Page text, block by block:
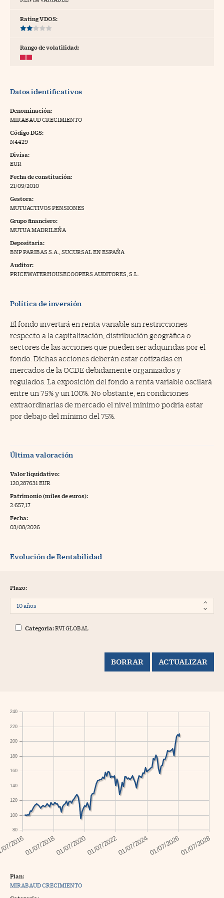
Pyme
a Cinco Días
Rating VDOS:
Rango de volatilidad:
Datos identificativos
Denominación:
MIRABAUD CRECIMIENTO
Código DGS:
N4429
Divisa:
EUR
Fecha de constitución:
21/09/2010
Gestora:
MUTUACTIVOS PENSIONES
Grupo financiero:
MUTUA MADRILEÑA
Depositaria:
BNP PARIBAS S.A., SUCURSAL EN ESPAÑA
Auditor:
PRICEWATERHOUSECOOPERS AUDITORES, S.L.
Política de inversión
El fondo invertirá en renta variable sin restricciones
respecto a la capitalización, distribución geográfica o
sectores de las acciones que pueden ser adquiridas por el
fondo. Dichas acciones deberán estar cotizadas en
mercados de la OCDE debidamente organizados y
regulados. La exposición del fondo a renta variable oscilará
entre un 75% y un 100%. No obstante, en condiciones
extraordinarias de mercado el nivel mínimo podría estar
por debajo del mínimo del 75%.
Última valoración
Valor liquidativo:
120,287631 EUR
Patrimonio (miles de euros):
2.657,17
Fecha:
03/08/2026
Evolución de Rentabilidad
Plazo:
Categoría:RVI GLOBAL
80
100
120
140
160
180
200
220
240
Plan:
MIRABAUD CRECIMIENTO